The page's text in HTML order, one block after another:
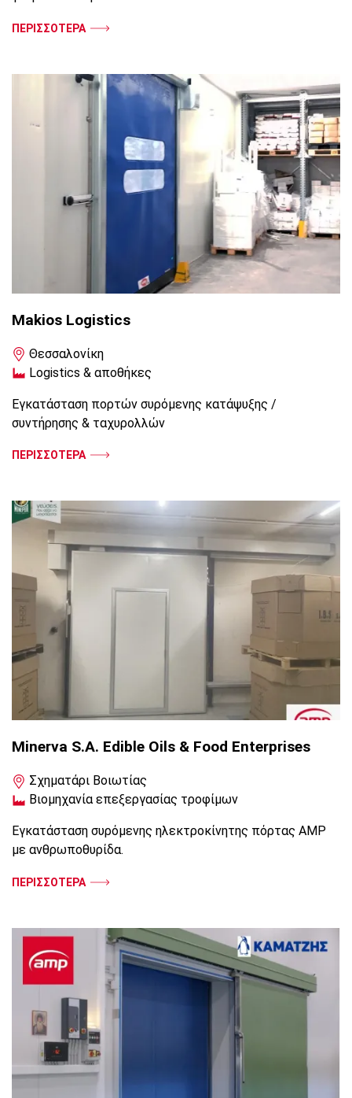
ΠΕΡΙΣΣΟΤΕΡΑ
Makios Logistics
Θεσσαλονίκη
Logistics & αποθήκες
Εγκατάσταση πορτών συρόμενης κατάψυξης /
συντήρησης & ταχυρολλών
ΠΕΡΙΣΣΟΤΕΡΑ
Minerva S.A. Edible Oils & Food Enterprises
Σχηματάρι Βοιωτίας
Βιομηχανία επεξεργασίας τροφίμων
Εγκατάσταση συρόμενης ηλεκτροκίνητης πόρτας AMP
με ανθρωποθυρίδα.
ΠΕΡΙΣΣΟΤΕΡΑ